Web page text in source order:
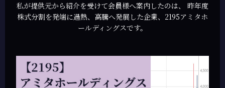
私が提供元から紹介を受けて会員様へ案内したのは、
昨年度
株式分割を発端に過熱、高騰へ発展した企業、2195アミタホ
ールディングスです。